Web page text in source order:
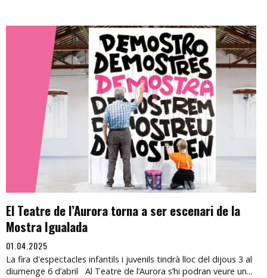
El Teatre de l’Aurora torna a ser escenari de la
Mostra Igualada
01.04.2025
La fira d'espectacles infantils i juvenils tindrà lloc del dijous 3 al
diumenge 6 d’abril Al Teatre de l’Aurora s’hi podran veure un...